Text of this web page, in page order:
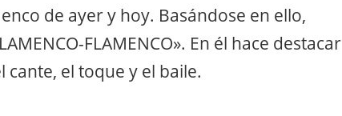
de ayer y hoy. Basándose en ello,
FLAMENCO». En él hace destacar
el toque y el baile.